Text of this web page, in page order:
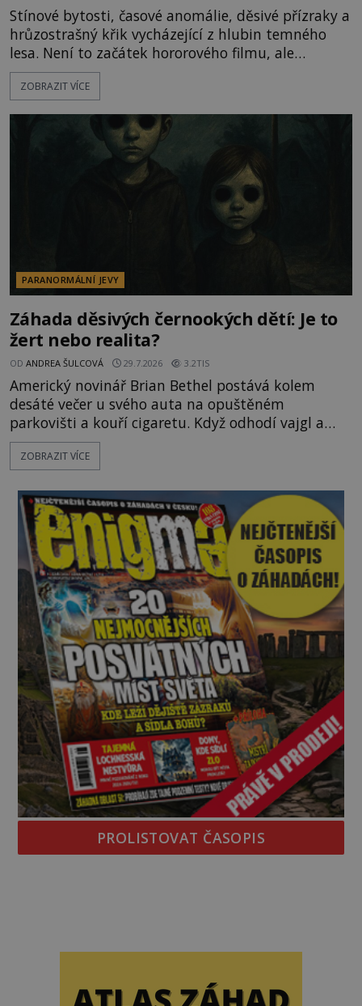
Stínové bytosti, časové anomálie, děsivé přízraky a
hrůzostrašný křik vycházející z hlubin temného
lesa. Není to začátek hororového filmu, ale
události, které popisují návštěvníci lesů, které jsou
označovány jako nejděsivější na světě. Lidé bydlící
vyhýbají! Už jste o těchto lesích slyšeli? A odvážili
byste se je navštívit? [gallery ids="17
ZOBRAZIT VÍCE
PARANORMÁLNÍ JEVY
Záhada děsivých černookých dětí: Je to
žert nebo realita?
OD ANDREA ŠULCOVÁ 29.7.2026 3.2TIS
Americký novinář Brian Bethel postává kolem
desáté večer u svého auta na opuštěném
parkovišti a kouří cigaretu. Když odhodí vajgl a
chystá se nastoupit do auta, přijdou k němu dva
mladí chlapci, kterým může být okolo 14 let.
pouhých několik minut od tohoto parkoviště,“
zeptá se suverénně jeden z nich. P
ZOBRAZIT VÍCE
PROLISTOVAT ČASOPIS